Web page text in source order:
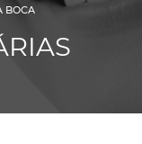
BOCA